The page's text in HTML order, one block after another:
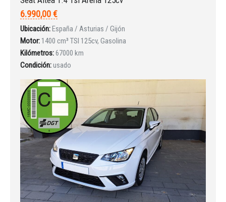
Iniciar sesión
INICIAR SESIÓN
¿Ha olvidado la contraseña?
6.990,00 €
Ubicación:España / Asturias / Gijón
Motor: 1400 cm³ TSI 125cv, Gasolina
Kilómetros:67000 km
Condición:usado